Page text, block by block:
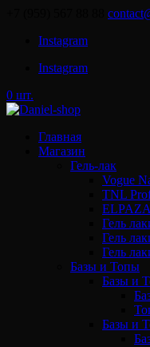
Instagram
Instagram
0 шт.
Главная
Магазин
Гель-лак
Vogue
TNL
ELPAZA
Гель
Гель
Гель
Базы и Топы
Базы и
Базы и